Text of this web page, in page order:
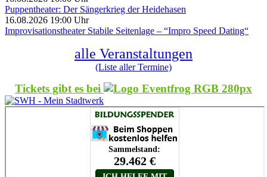
Puppentheater: Der Sängerkrieg der Heidehasen
16.08.2026 19:00 Uhr
Improvisationstheater Stabile Seitenlage – “Impro Speed Dating“
alle Veranstaltungen
(Liste aller Termine)
Tickets gibt es bei